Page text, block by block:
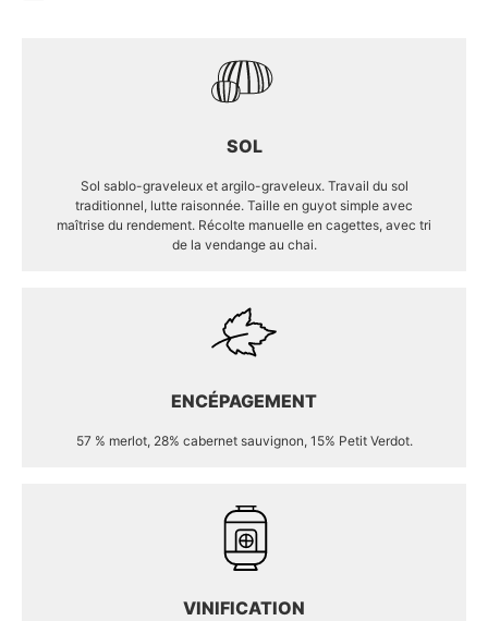
SOL
Sol sablo-graveleux et argilo-graveleux. Travail du sol
traditionnel, lutte raisonnée. Taille en guyot simple avec
maîtrise du rendement. Récolte manuelle en cagettes, avec tri
de la vendange au chai.
ENCÉPAGEMENT
57 % merlot, 28% cabernet sauvignon, 15% Petit Verdot.
VINIFICATION